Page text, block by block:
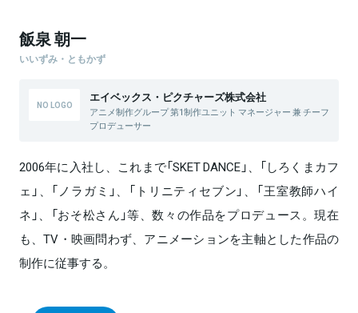
飯泉 朝一
いいずみ・ともかず
エイベックス・ピクチャーズ株式会社
アニメ制作グループ 第1制作ユニット マネージャー 兼 チーフ
プロデューサー
2006年に入社し、これまで「SKET DANCE」、「しろくまカフ
ェ」、「ノラガミ」、「トリニティセブン」、「王室教師ハイ
ネ」、「おそ松さん」等、数々の作品をプロデュース。現在
も、TV・映画問わず、アニメーションを主軸とした作品の
制作に従事する。